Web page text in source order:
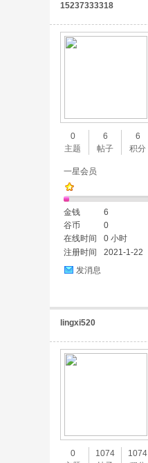
15237333318
0
主题
6
帖子
6
积分
一星会员
金钱
6
谷币
0
在线时间
0 小时
注册时间
2021-1-22
发消息
lingxi520
0
1074
1074